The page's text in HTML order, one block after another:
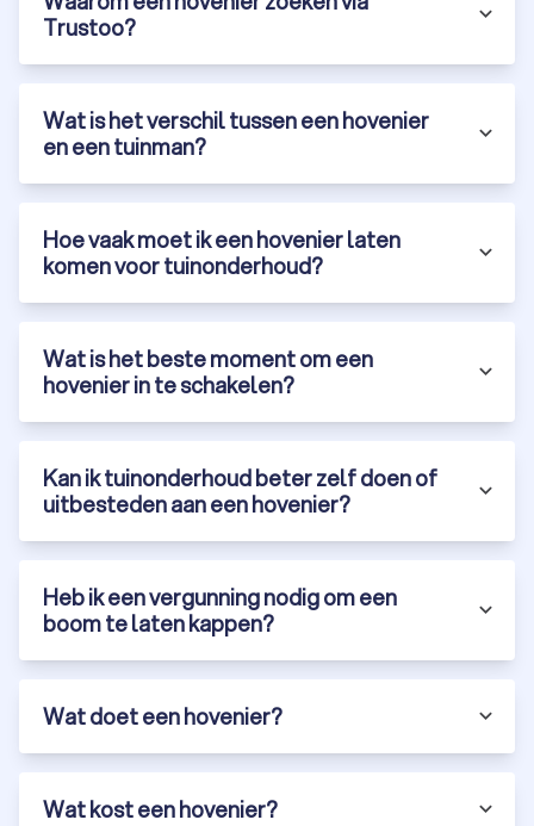
ervaren en betrouwbare hoveniers in Andelst. Onze top 10 is
gebaseerd op klantbeoordelingen, ervaring en
certificeringen. Via ons platform vraag je gratis offertes aan
van hoveniers in Andelst.
Klantbeoordelingen:
Diversiteit:vind een tuinbedrijf die gespecialiseerd is in
Laat je tuinproject uitvoeren door een ervaren hovenier in
Andelst en geniet van een prachtige, onderhoudsvriendelijke
tuin. Vraag vandaag nog gratis offertes aan via Trustoo en
Trustoo?
Wat is het verschil tussen een hovenier
en een tuinman?
Hoe vaak moet ik een hovenier laten
komen voor tuinonderhoud?
Wat is het beste moment om een
hovenier in te schakelen?
Kan ik tuinonderhoud beter zelf doen of
uitbesteden aan een hovenier?
Heb ik een vergunning nodig om een
boom te laten kappen?
Wat doet een hovenier?
Wat kost een hovenier?